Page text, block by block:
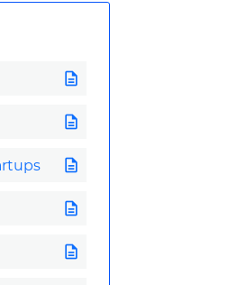
description
description
description
description
description